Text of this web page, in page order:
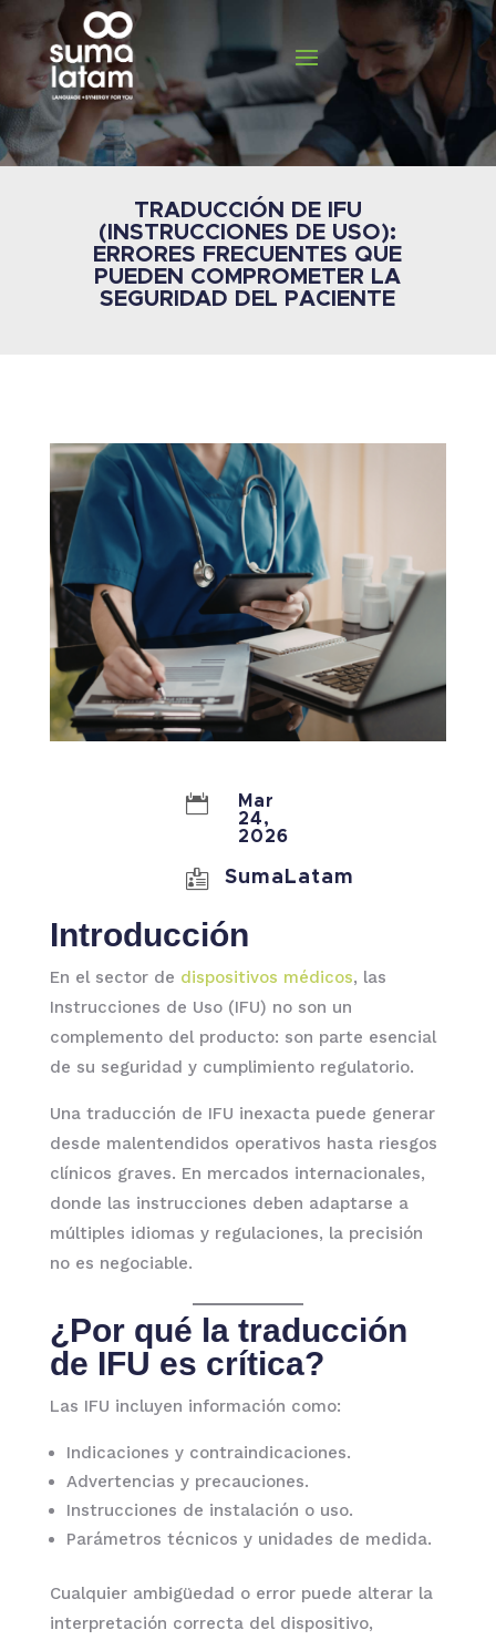
TRADUCCIÓN DE IFU
(INSTRUCCIONES DE USO):
ERRORES FRECUENTES QUE
PUEDEN COMPROMETER LA
SEGURIDAD DEL PACIENTE

Mar
24,
2026
 SumaLatam
Introducción
En el sector de dispositivos médicos, las
Instrucciones de Uso (IFU) no son un
complemento del producto: son parte esencial
de su seguridad y cumplimiento regulatorio.
Una traducción de IFU inexacta puede generar
desde malentendidos operativos hasta riesgos
clínicos graves. En mercados internacionales,
donde las instrucciones deben adaptarse a
múltiples idiomas y regulaciones, la precisión
no es negociable.
¿Por qué la traducción
de IFU es crítica?
Las IFU incluyen información como:
Indicaciones y contraindicaciones.
Advertencias y precauciones.
Instrucciones de instalación o uso.
Parámetros técnicos y unidades de medida.
Cualquier ambigüedad o error puede alterar la
interpretación correcta del dispositivo,